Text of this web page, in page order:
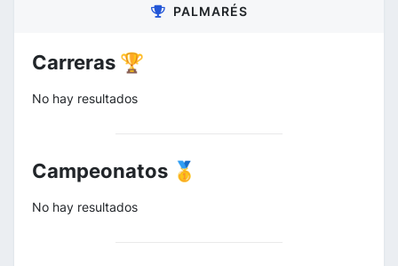
PALMARÉS
Carreras 🏆
No hay resultados
Campeonatos 🥇
No hay resultados